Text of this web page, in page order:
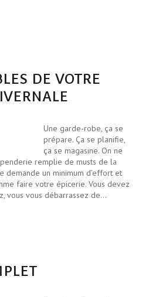
DE VOTRE
Une garde-robe, ça se
prépare. Ça se planifie,
ça se magasine. On ne
remplie de musts de la
demande un minimum d’effort et
faire votre épicerie. Vous devez
vous vous débarrassez de…